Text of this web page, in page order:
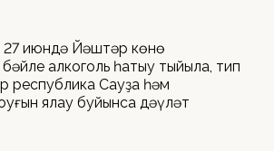
27 июндә Йәштәр көнө
алкоголь һатыу тыйыла, тип
республика Сауҙа һәм
яҡлау буйынса дәүләт